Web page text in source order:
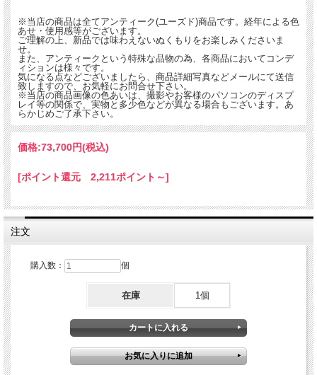
※当店の商品は全てアンティーク(ユーズド)商品です。経年による色
あせ・使用感等がございます。
ご理解の上、新品では味わえないぬくもりをお楽しみくださいま
せ。
また、アンティークという特殊な品物の為、各商品においてコンデ
ィションは様々です。
気になる点などございましたら、商品詳細写真などメールにて送信
致しますので、お気軽にお問合せ下さい。
※当店の商品画像の色あいは、撮影やお客様のパソコンのディスプ
レイ等の関係で、実物と多少色などが異なる場合もございます。あ
らかじめご了承下さい。
価格:73,700円(税込)
[ポイント還元 2,211ポイント～]
注文
購入数： 個
在庫 1個